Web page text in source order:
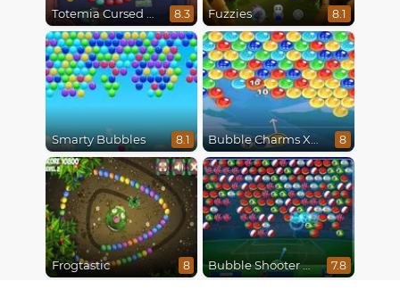
Totemia Cursed Marbles 8.3 Fuzzies 8.1
Smarty Bubbles 8.1 Bubble Charms Xmas 8
Frogtastic 8 Bubble Shooter World Cup 7.8